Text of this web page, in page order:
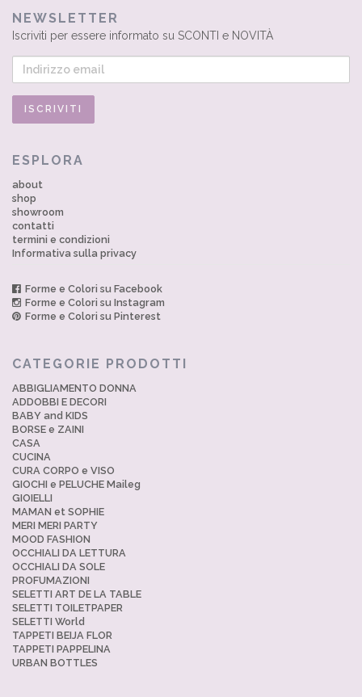
NEWSLETTER
Iscriviti per essere informato su SCONTI e NOVITÀ
ESPLORA
about
shop
showroom
contatti
termini e condizioni
Informativa sulla privacy
Forme e Colori su Facebook
Forme e Colori su Instagram
Forme e Colori su Pinterest
CATEGORIE PRODOTTI
ABBIGLIAMENTO DONNA
ADDOBBI E DECORI
BABY and KIDS
BORSE e ZAINI
CASA
CUCINA
CURA CORPO e VISO
GIOCHI e PELUCHE Maileg
GIOIELLI
MAMAN et SOPHIE
MERI MERI PARTY
MOOD FASHION
OCCHIALI DA LETTURA
OCCHIALI DA SOLE
PROFUMAZIONI
SELETTI ART DE LA TABLE
SELETTI TOILETPAPER
SELETTI World
TAPPETI BEIJA FLOR
TAPPETI PAPPELINA
URBAN BOTTLES